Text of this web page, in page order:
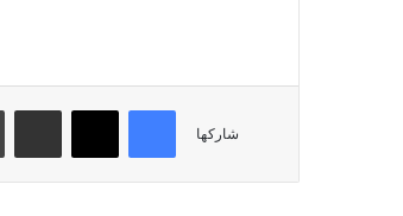
شاركها
فيسبوك تويتر